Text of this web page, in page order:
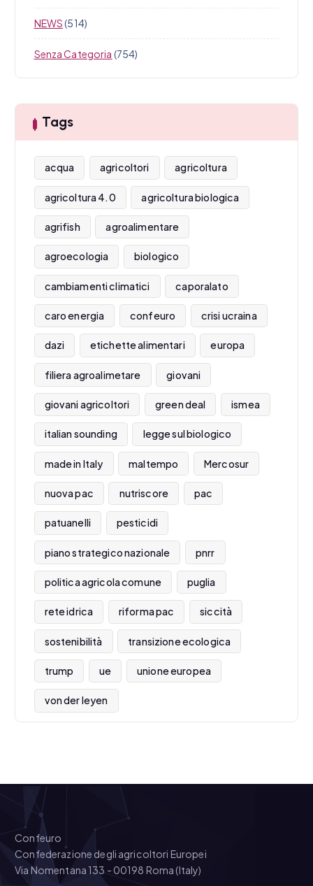
NEWS(514)
Senza Categoria (754)
Tags
acqua agricoltori agricoltura
agricoltura 4.0 agricoltura biologica
agrifish agroalimentare
agroecologia biologico
cambiamenti climatici caporalato
caro energia confeuro crisi ucraina
dazi etichette alimentari europa
filiera agroalimetare giovani
giovani agricoltori green deal ismea
italian sounding legge sul biologico
made in Italy maltempo Mercosur
nuova pac nutriscore pac
patuanelli pesticidi
piano strategico nazionale pnrr
politica agricola comune puglia
rete idrica riforma pac siccità
sostenibilità transizione ecologica
trump ue unione europea
von der leyen
Confeuro
Confederazione degli agricoltori Europei
Via Nomentana 133 - 00198 Roma (Italy)